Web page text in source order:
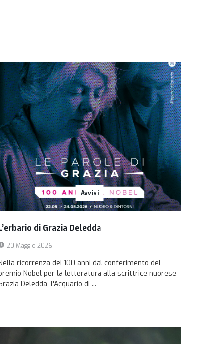
Avvisi
di Grazia Deledda
20 Maggio 2026
ricorrenza dei 100 anni dal conferimento del
Nobel per la letteratura alla scrittrice nuorese
Deledda, l'Acquario di ...